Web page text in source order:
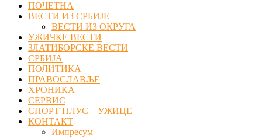
ПОЧЕТНА
ВЕСТИ ИЗ СРБИЈЕ
ВЕСТИ ИЗ ОКРУГА
УЖИЧКЕ ВЕСТИ
ЗЛАТИБОРСКЕ ВЕСТИ
СРБИЈА
ПОЛИТИКА
ПРАВОСЛАВЉЕ
ХРОНИКА
СЕРВИС
СПОРТ ПЛУС – УЖИЦЕ
КОНТАКТ
Импресум